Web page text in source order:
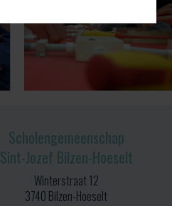
Scholengemeenschap
Sint-Jozef Bilzen-Hoeselt
Winterstraat 12
3740 Bilzen-Hoeselt